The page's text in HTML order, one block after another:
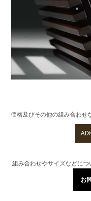
価格及びその他の組み合わせ
組み合わせやサイズなどにつ
お